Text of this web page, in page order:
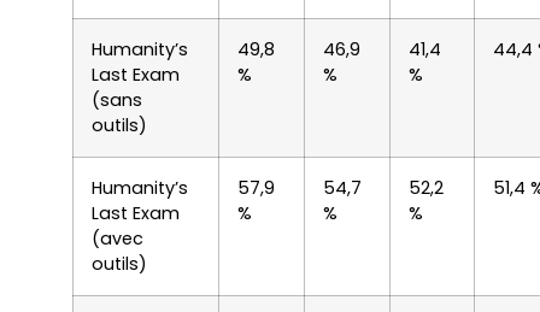
Humanity’s
Last Exam
(sans
outils)
49,8
%
46,9
%
41,4
%
44,4
Humanity’s
Last Exam
(avec
outils)
57,9
%
54,7
%
52,2
%
51,4